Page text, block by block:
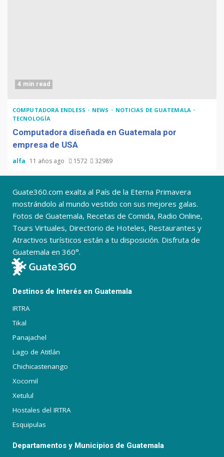
4 min read
COMPUTADORA ENDLESS NEWS
NOTICIAS DE GUATEMALA
TECNOLOGÍA
Computadora diseñada en Guatemala por
empresa de USA
alfa 11 años ago 1572 32989
Guate360.com exalta al País de la Eterna Primavera
mostrándolo al mundo vestido con sus mejores galas.
Fotos de Guatemala, Recetas de Comida, Radio Online,
Tours Virtuales, Directorio de Hoteles, Restaurantes y
Atractivos turísticos están a tu disposición. Disfruta de
Guatemala en 360°.
Destinos de Interés en Guatemala
IRTRA
Tikal
Panajachel
Lago de Atitlán
Chichicastenango
Xocomil
Xetulul
Hostales del IRTRA
Esquipulas
Departamentos y Municipios de Guatemala